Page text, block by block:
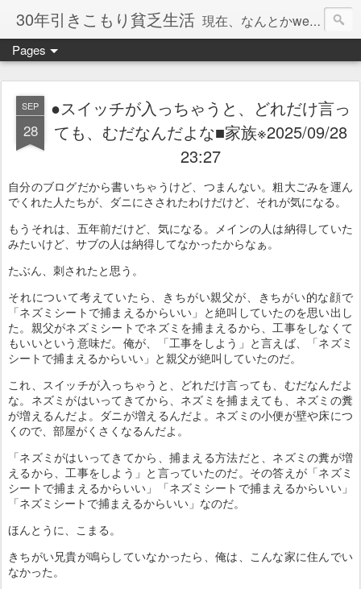
30年引きこもり貧乏生活 現在、なんとかweb系の仕事で食べています。このブログで扱う問題は「この世とはなにか」「人生とはなにか」「人間とはなにか」「強迫神経症の原因と解決法」「うつ病の原因と寄り添う方法」「家族の問題」などについてです。
Pages
SEP
28
●スイッチが入っちゃうと、どれだけ言っ
ても、むだなんだよな■家族※2025/09/28
23:27
自分のブログだから書いちゃうけど、つまんない。粗大ごみを運ん
でくれた人たちが、ダニにさされたわけだけど、それが気になる。
もうそれは、五年前だけど、気になる。メインの人は納得していた
みたいけど、サブの人は納得してなかったからなぁ。
たぶん、刺されたと思う。
それについて考えていたら、きちがい親父が、きちがい的な顔で
「ネズミシートで捕まえるからいい」と絶叫していたのを思い出し
た。親父がネズミシートでネズミを捕まえるから、工事をしなくて
もいいという意味だ。俺が、「工事をしよう」と言えば、「ネズミ
シートで捕まえるからいい」と親父が絶叫していたのだ。
これ、スイッチが入っちゃうと、どれだけ言っても、むだなんだよ
な。ネズミがはいってきてから、ネズミを捕まえても、ネズミの糞
が増えるんだよ。ダニが増えるんだよ。ネズミの小便が壁や床につ
くので、部屋がくさくなるんだよ。
「ネズミがはいってきてから、捕まえる方法だと、ネズミの糞が増
えるから、工事をしよう」と言っていたのだ。その答えが「ネズミ
シートで捕まえるからいい」「ネズミシートで捕まえるからいい」
「ネズミシートで捕まえるからいい」なのだ。
ほんとうに、こまる。
きちがい兄貴が鳴らしていなかったら、俺は、こんな家に住んでい
なかった。